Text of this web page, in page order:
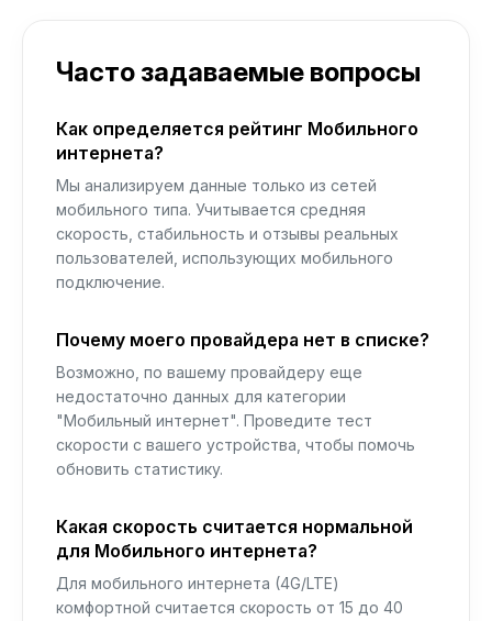
Часто задаваемые вопросы
Как определяется рейтинг Мобильного
интернета?
Мы анализируем данные только из сетей
мобильного типа. Учитывается средняя
скорость, стабильность и отзывы реальных
пользователей, использующих мобильного
подключение.
Почему моего провайдера нет в списке?
Возможно, по вашему провайдеру еще
недостаточно данных для категории
"Мобильный интернет". Проведите тест
скорости с вашего устройства, чтобы помочь
обновить статистику.
Какая скорость считается нормальной
для Мобильного интернета?
Для мобильного интернета (4G/LTE)
комфортной считается скорость от 15 до 40